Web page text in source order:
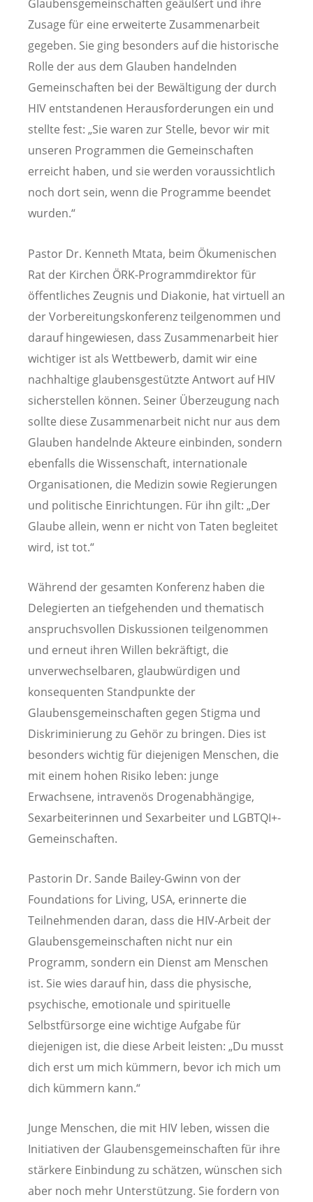
Glaubensgemeinschaften geäußert und ihre
Zusage für eine erweiterte Zusammenarbeit
gegeben. Sie ging besonders auf die historische
Rolle der aus dem Glauben handelnden
Gemeinschaften bei der Bewältigung der durch
HIV entstandenen Herausforderungen ein und
stellte fest: „Sie waren zur Stelle, bevor wir mit
unseren Programmen die Gemeinschaften
erreicht haben, und sie werden voraussichtlich
noch dort sein, wenn die Programme beendet
wurden.“
Pastor Dr. Kenneth Mtata, beim Ökumenischen
Rat der Kirchen ÖRK-Programmdirektor für
öffentliches Zeugnis und Diakonie, hat virtuell an
der Vorbereitungskonferenz teilgenommen und
darauf hingewiesen, dass Zusammenarbeit hier
wichtiger ist als Wettbewerb, damit wir eine
nachhaltige glaubensgestützte Antwort auf HIV
sicherstellen können. Seiner Überzeugung nach
sollte diese Zusammenarbeit nicht nur aus dem
Glauben handelnde Akteure einbinden, sondern
ebenfalls die Wissenschaft, internationale
Organisationen, die Medizin sowie Regierungen
und politische Einrichtungen. Für ihn gilt: „Der
Glaube allein, wenn er nicht von Taten begleitet
wird, ist tot.“
Während der gesamten Konferenz haben die
Delegierten an tiefgehenden und thematisch
anspruchsvollen Diskussionen teilgenommen
und erneut ihren Willen bekräftigt, die
unverwechselbaren, glaubwürdigen und
konsequenten Standpunkte der
Glaubensgemeinschaften gegen Stigma und
Diskriminierung zu Gehör zu bringen. Dies ist
besonders wichtig für diejenigen Menschen, die
mit einem hohen Risiko leben: junge
Erwachsene, intravenös Drogenabhängige,
Sexarbeiterinnen und Sexarbeiter und LGBTQI+-
Gemeinschaften.
Pastorin Dr. Sande Bailey-Gwinn von der
Foundations for Living, USA, erinnerte die
Teilnehmenden daran, dass die HIV-Arbeit der
Glaubensgemeinschaften nicht nur ein
Programm, sondern ein Dienst am Menschen
ist. Sie wies darauf hin, dass die physische,
psychische, emotionale und spirituelle
Selbstfürsorge eine wichtige Aufgabe für
diejenigen ist, die diese Arbeit leisten: „Du musst
dich erst um mich kümmern, bevor ich mich um
dich kümmern kann.“
Junge Menschen, die mit HIV leben, wissen die
Initiativen der Glaubensgemeinschaften für ihre
stärkere Einbindung zu schätzen, wünschen sich
aber noch mehr Unterstützung. Sie fordern von